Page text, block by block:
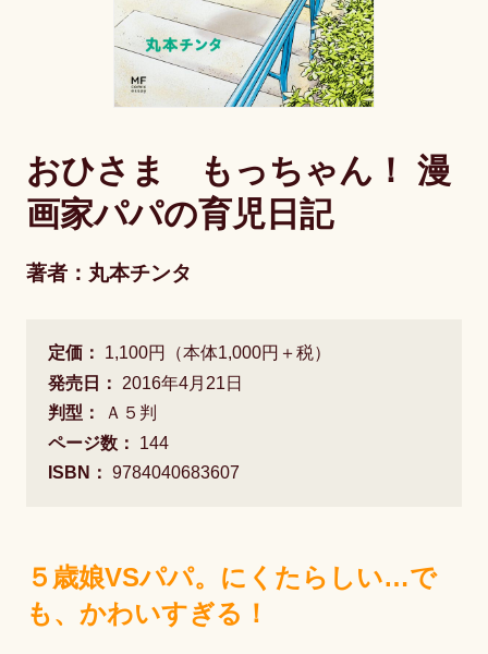
おひさま もっちゃん！ 漫
画家パパの育児日記
著者：丸本チンタ
定価：
1,100円（本体1,000円＋税）
発売日：
2016年4月21日
判型：
Ａ５判
ページ数：
144
ISBN： 9784040683607
５歳娘VSパパ。にくたらしい…で
も、かわいすぎる！